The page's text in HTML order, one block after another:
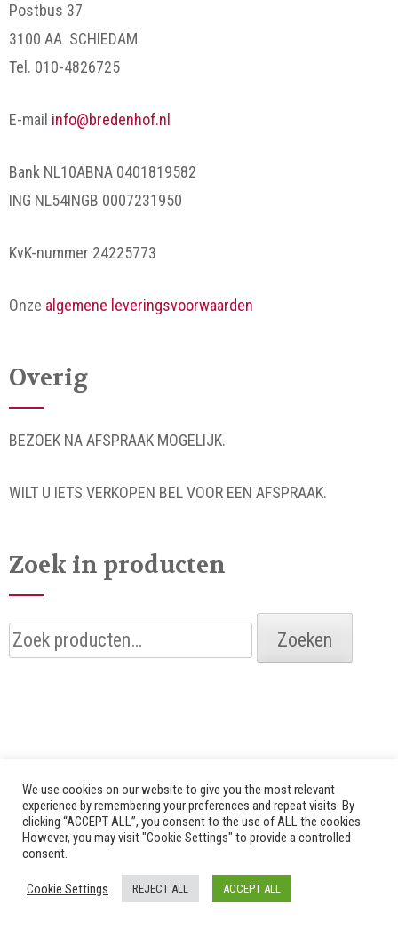
Postbus 37
3100 AA SCHIEDAM
Tel. 010-4826725
E-mail info@bredenhof.nl
Bank NL10ABNA 0401819582
ING NL54INGB 0007231950
KvK-nummer 24225773
Onze algemene leveringsvoorwaarden
Overig
BEZOEK NA AFSPRAAK MOGELIJK.
WILT U IETS VERKOPEN BEL VOOR EEN AFSPRAAK.
Zoek in producten
Zoeken
naar:
Zoeken
© 2026 Alle rechten voorbehouden door Bredenhof |
We use cookies on our website to give you the most relevant
experience by remembering your preferences and repeat visits. By
clicking “ACCEPT ALL”, you consent to the use of ALL the cookies.
However, you may visit "Cookie Settings" to provide a controlled
consent.
Cookie Settings REJECT ALL ACCEPT ALL